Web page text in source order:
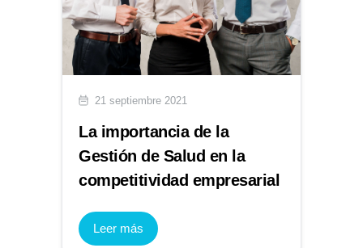
21 septiembre 2021
La importancia de la
Gestión de Salud en la
competitividad empresarial
Leer más